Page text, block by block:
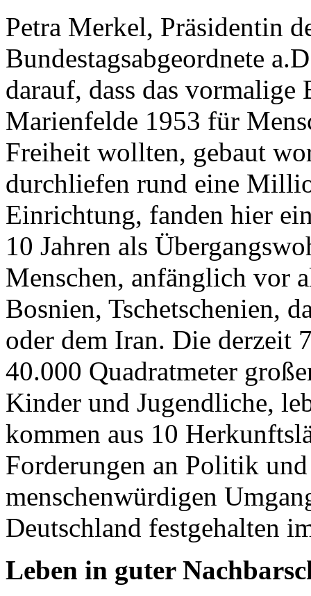
Petra Merkel, Präsidentin
Bundestagsabgeordnete
darauf, dass das
Marienfelde 1953 für
Freiheit wollten, gebaut
durchliefen rund eine
Einrichtung, fanden hier
10 Jahren als
Menschen, anfänglich vor
Bosnien, Tschetschenien,
oder dem Iran. Die derzeit
40.000 Quadratmeter
Kinder und Jugendliche,
kommen aus 10
Forderungen an Politik
menschenwürdigen
Deutschland festgehalten
Leben in guter